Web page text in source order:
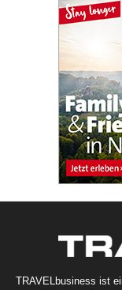
TRAVELbusiness ist